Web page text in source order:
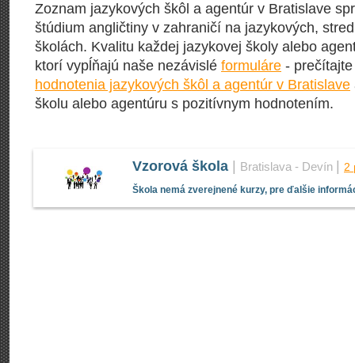
Zoznam jazykových škôl a agentúr v Bratislave
štúdium angličtiny v zahraničí na jazykových,
školách. Kvalitu každej jazykovej školy alebo
ktorí vypĺňajú naše nezávislé formuláre -
hodnotenia jazykových škôl a agentúr v Bratislave
školu alebo agentúru s pozitívnym hodnotením.
Vzorová škola Bratislava - Devín 2
Škola nemá zverejnené kurzy, pre ďalšie